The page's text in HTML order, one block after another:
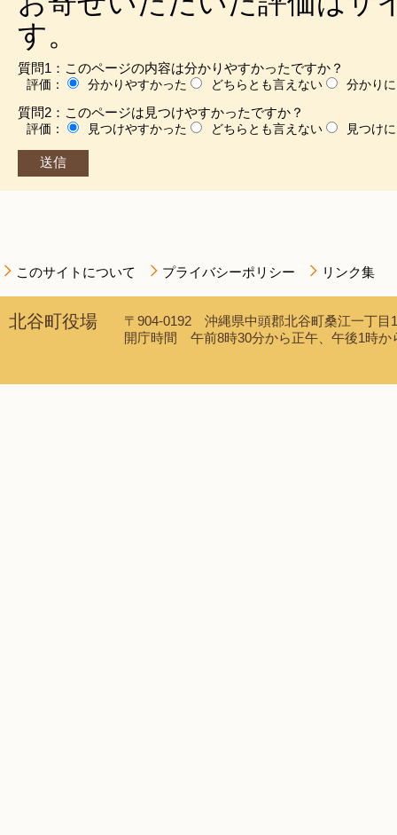
す。
質問1：このページの内容は分かりやすかったですか？
評価： 分かりやすかった どちらとも言えない 分かり
質問2：このページは見つけやすかったですか？
評価： 見つけやすかった どちらとも言えない 見つけ
このサイトについて プライバシーポリシー リンク集
北谷町役場
〒904-0192 沖縄県中頭郡北谷町桑江一丁
開庁時間 午前8時30分から正午、午後1時か